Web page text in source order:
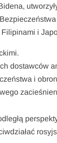
i
dostawców
i